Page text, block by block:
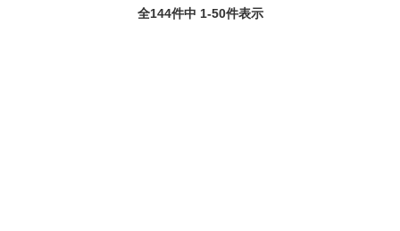
全144件中 1-50件表示